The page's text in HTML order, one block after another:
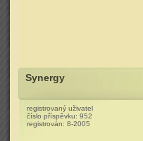
Synergy
registrovaný uživatel
číslo příspěvku: 952
registrován: 8-2005